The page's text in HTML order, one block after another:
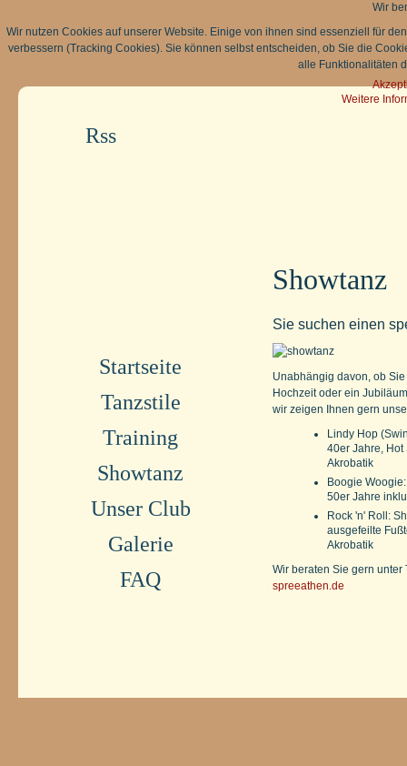
Rss
Startseite
Tanzstile
Training
Showtanz
Unser Club
Galerie
FAQ
Showtanz
Sie suchen einen
Unabhängig davon, ob
Hochzeit oder ein
wir zeigen Ihnen gern
Lindy Hop
40er Jahre,
Akrobatik
Boogie
50er Jahre
Rock 'n' Roll:
ausgefeilte
Akrobatik
Wir beraten Sie gern
spreeathen.de
Wir
Wir nutzen Cookies auf unserer Website. Einige von ihnen sind essenziell für
verbessern (Tracking Cookies). Sie können selbst entscheiden, ob Sie die
alle Funktionalitäten
Weitere